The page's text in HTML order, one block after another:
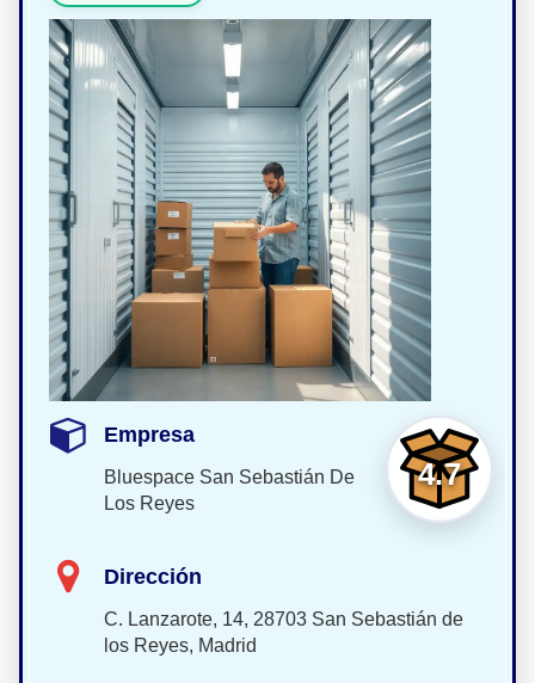
4.7
Empresa
Bluespace San Sebastián De
Los Reyes
Dirección
C. Lanzarote, 14, 28703 San Sebastián de
los Reyes, Madrid